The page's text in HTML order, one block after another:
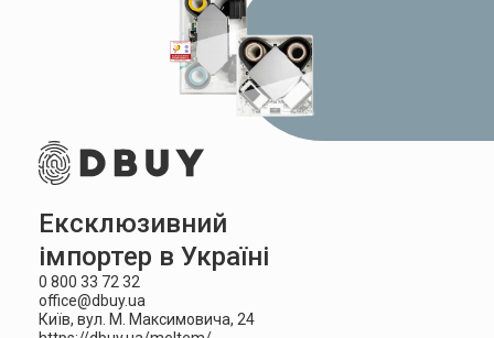
Ексклюзивний
імпортер в Україні
0 800 33 72 32
office@dbuy.ua
Київ, вул. М. Максимовича, 24